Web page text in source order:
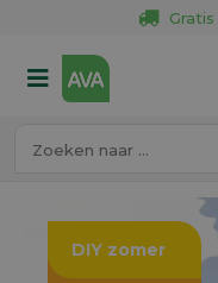
Gratis
DIY zomer